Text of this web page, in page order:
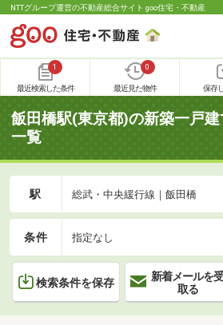
NTTグループ運営の不動産総合サイト goo住宅・不動産
1
最近検索した条件
0
最近見た物件 保存
飯田橋駅(東京都)の新築一戸
一覧
駅 総武・中央緩行線｜飯田橋
条件 指定なし
検索条件を保存
新着メールを
取る